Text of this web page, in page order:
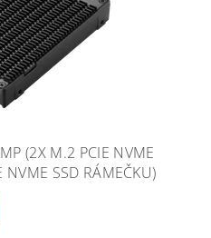
(2X M.2 PCIE NVME
NVME SSD RÁMEČKU)